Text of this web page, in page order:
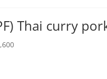
Thai curry